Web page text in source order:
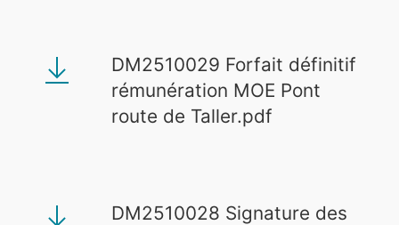
DM2510029 Forfait définitif
rémunération MOE Pont
route de Taller.pdf
DM2510028 Signature des